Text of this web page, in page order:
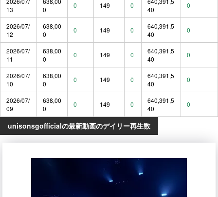
13
0
0 149 0
40
0
2026/07/
12
638,00
0
0 149 0
640,391,5
40
0
2026/07/
11
638,00
0
0 149 0
640,391,5
40
0
2026/07/
10
638,00
0
0 149 0
640,391,5
40
0
2026/07/
09
638,00
0
0 149 0
640,391,5
40
0
unisonsgofficialの最新動画のデイリー再生数